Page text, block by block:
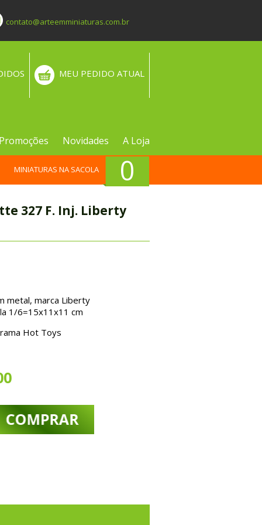
contato@arteemminiaturas.com.br
MEU PEDIDO ATUAL
Promoções Novidades A Loja
0
MINIATURAS NA SACOLA
327 F. Inj. Liberty
metal, marca Liberty
1/6=15x11x11 cm
Hot Toys